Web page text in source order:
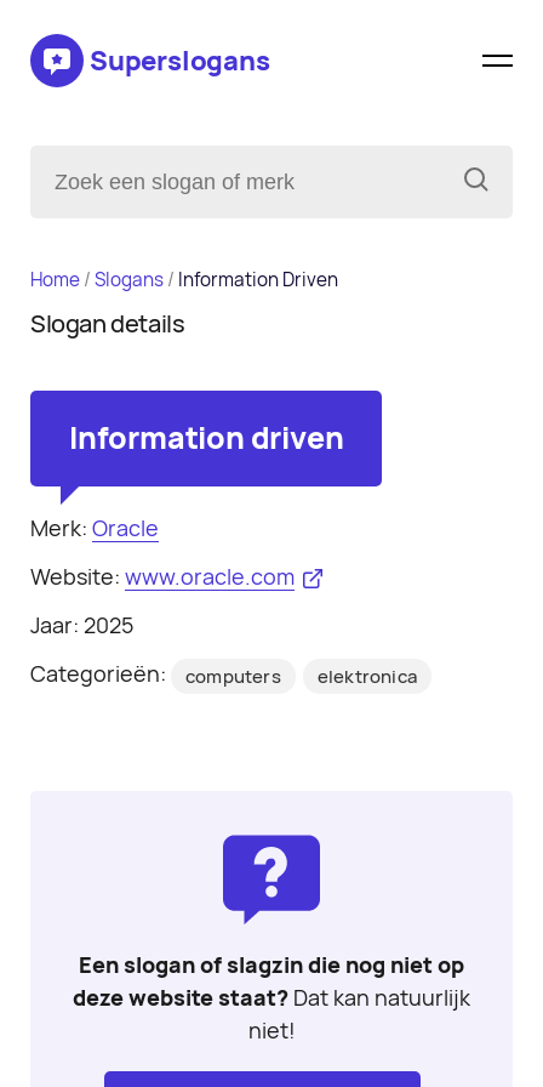
Superslogans
Home/Slogans/ Information Driven
Slogan details
Information driven
Merk: Oracle
Website: www.oracle.com
Jaar: 2025
Categorieën:
computers elektronica
Een slogan of slagzin die nog niet op
deze website staat? Dat kan natuurlijk
niet!